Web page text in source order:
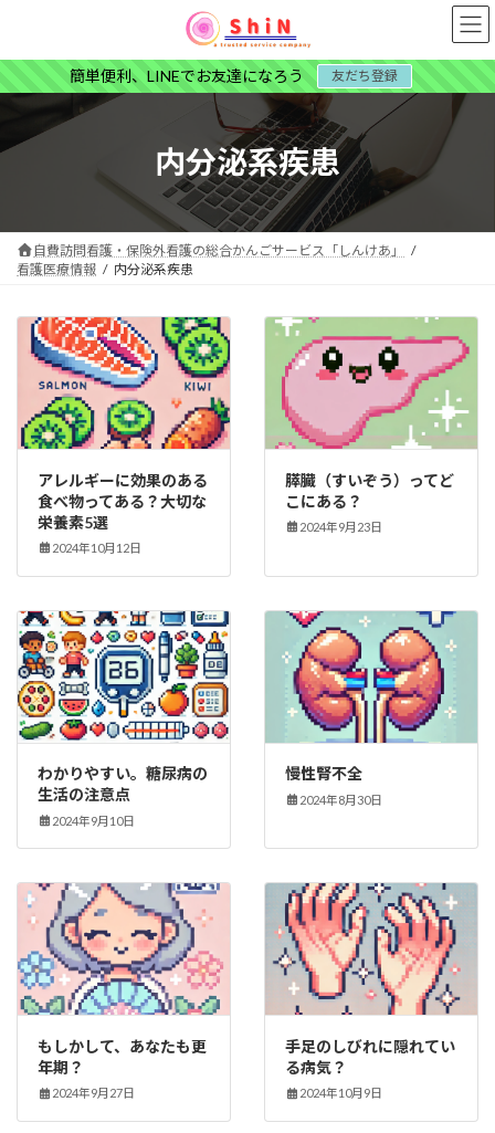
ツ
ス
シ
ン
簡単便利、LINEでお友達になろう 友だち登録
内分泌系疾患
自費訪問看護・保険外看護の総合かんごサービス「しんけあ」
看護医療情報
内分泌系疾患
アレルギーに効果のある
食べ物ってある？大切な
栄養素5選
2024年10月12日
膵臓（すいぞう）ってど
こにある？
2024年9月23日
わかりやすい。糖尿病の
生活の注意点
2024年9月10日
慢性腎不全
2024年8月30日
もしかして、あなたも更
年期？
2024年9月27日
手足のしびれに隠れてい
る病気？
2024年10月9日